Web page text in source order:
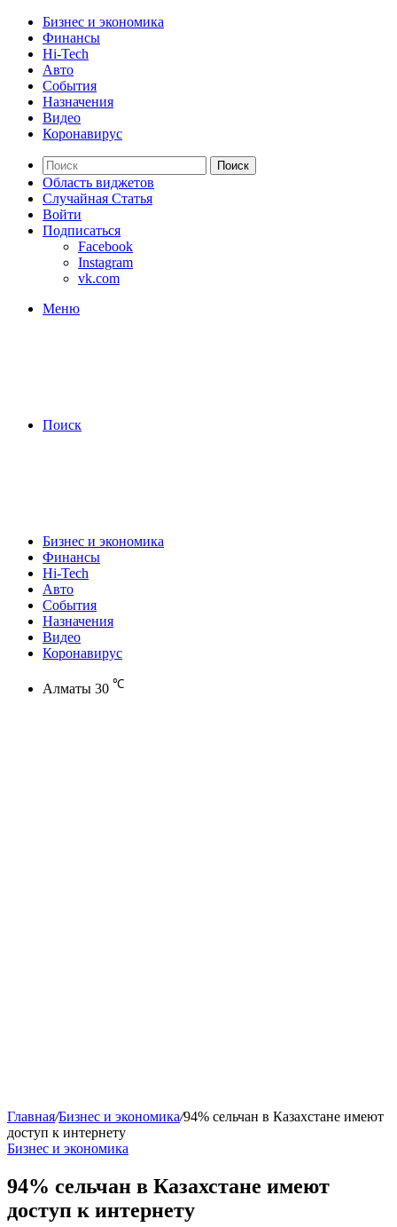
Бизнес и экономика
Финансы
Hi-Tech
Авто
События
Назначения
Видео
Коронавирус
Поиск
Область виджетов
Случайная Статья
Войти
Подписаться
Facebook
Instagram
vk.com
Меню
Поиск
Бизнес и экономика
Финансы
Hi-Tech
Авто
События
Назначения
Видео
Коронавирус
Алматы 30 ℃
Главная/Бизнес и экономика/94% сельчан в Казахстане имеют
доступ к интернету
Бизнес и экономика
94% сельчан в Казахстане имеют
доступ к интернету